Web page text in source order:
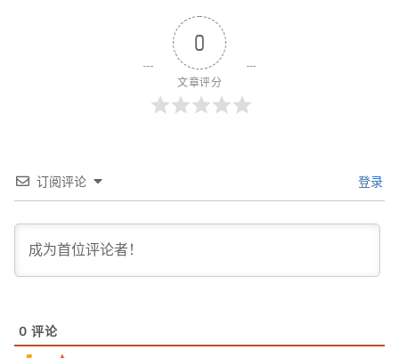
0
文章评分
订阅评论 登录
0 评论